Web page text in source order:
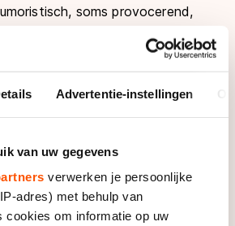
Advertentie-instellingen
van uw gegevens
verwerken je persoonlijke
adres) met behulp van
cookies om informatie op uw
soms provocerend,
over je leven is niet makkelijk,
Eenmaal achter je bureau
en langer nadacht over mijn
mijn leven, hoe eenvoudig dit
uitsluitend uit schaatsen